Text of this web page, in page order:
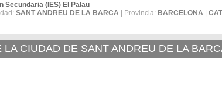
Secundaria (IES) El Palau
SANT ANDREU DE LA BARCA | Provincia: BARCELONA
LA CIUDAD DE SANT ANDREU DE LA